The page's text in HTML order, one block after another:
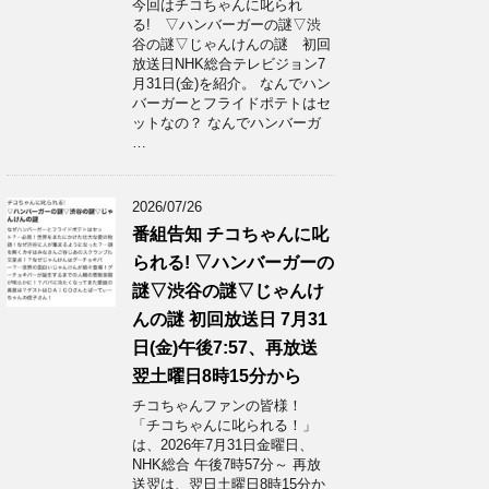
今回はチコちゃんに叱られ
る! ▽ハンバーガーの謎▽渋
谷の謎▽じゃんけんの謎 初回
放送日NHK総合テレビジョン7
月31日(金)を紹介。 なんでハン
バーガーとフライドポテトはセ
ットなの？ なんでハンバーガ
…
2026/07/26
番組告知 チコちゃんに叱
られる! ▽ハンバーガーの
謎▽渋谷の謎▽じゃんけ
んの謎 初回放送日 7月31
日(金)午後7:57、再放送
翌土曜日8時15分から
チコちゃんファンの皆様！
「チコちゃんに叱られる！」​
は、2026年7月31日金曜日、
NHK総合 午後7時57分～ 再放
送翌は、翌日土曜日8時15分か